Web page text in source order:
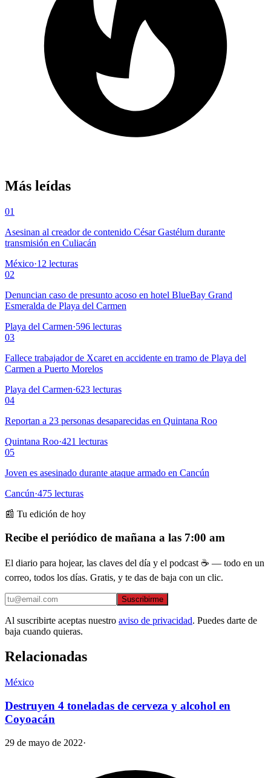
Más leídas
01
Asesinan al creador de contenido César Gastélum durante
transmisión en Culiacán
México·12 lecturas
02
Denuncian caso de presunto acoso en hotel BlueBay Grand
Esmeralda de Playa del Carmen
Playa del Carmen·596 lecturas
03
Fallece trabajador de Xcaret en accidente en tramo de Playa del
Carmen a Puerto Morelos
Playa del Carmen·623 lecturas
04
Reportan a 23 personas desaparecidas en Quintana Roo
Quintana Roo·421 lecturas
05
Joven es asesinado durante ataque armado en Cancún
Cancún·475 lecturas
📰 Tu edición de hoy
Recibe el periódico de mañana a las 7:00 am
El diario para hojear, las claves del día y el podcast ☕ — todo en un
correo, todos los días. Gratis, y te das de baja con un clic.
Suscribirme
Al suscribirte aceptas nuestro aviso de privacidad. Puedes darte de
baja cuando quieras.
Relacionadas
México
Destruyen 4 toneladas de cerveza y alcohol en
Coyoacán
29 de mayo de 2022·